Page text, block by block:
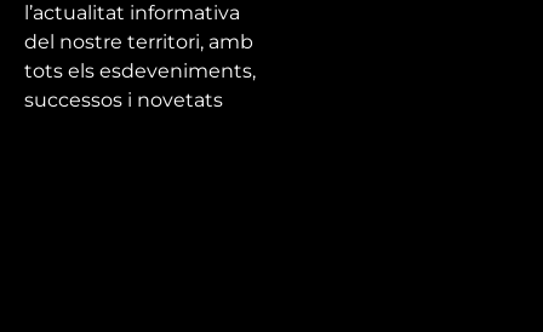
l’actualitat informativa
del nostre territori, amb
tots els esdeveniments,
successos i novetats